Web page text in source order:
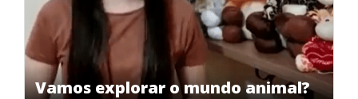
Vamos explorar o mundo animal?